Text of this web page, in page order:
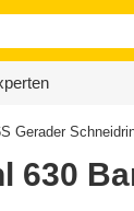
Gerader
630